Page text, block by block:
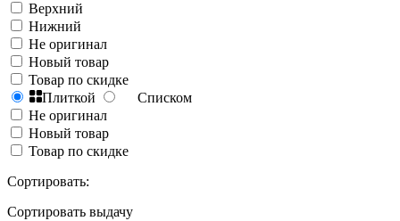
Верхний
Нижний
Не оригинал
Новый товар
Товар по скидке
Плиткой
Списком
Не оригинал
Новый товар
Товар по скидке
Сортировать:
Сортировать выдачу